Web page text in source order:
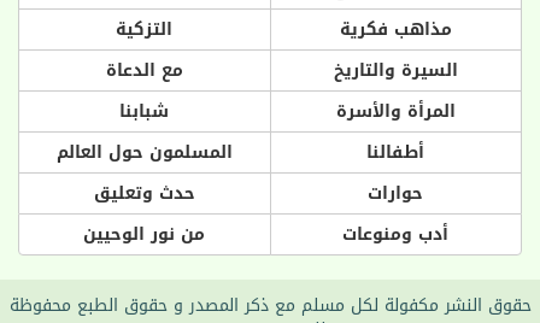
مذاهب فكرية
التزكية
السيرة والتاريخ
مع الدعاة
المرأة والأسرة
شبابنا
أطفالنا
المسلمون حول العالم
حوارات
حدث وتعليق
أدب ومنوعات
من نور الوحيين
حقوق النشر مكفولة لكل مسلم مع ذكر المصدر و حقوق الطبع محفوظة